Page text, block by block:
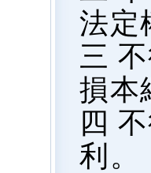
法定
三
損本
四
利。